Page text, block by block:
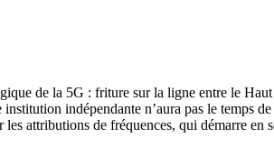
institution indépendante n’aura pas le temps
les attributions de fréquences, qui démarre